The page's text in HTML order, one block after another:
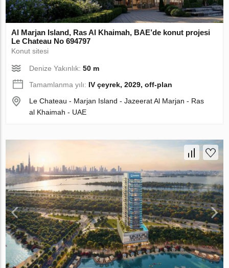
Al Marjan Island, Ras Al Khaimah, BAE’de konut projesi
Le Chateau No 694797
Konut sitesi
Denize Yakınlık:50 m
Tamamlanma yılı: IV çeyrek, 2029, off-plan
Le Chateau - Marjan Island - Jazeerat Al Marjan - Ras
al Khaimah - UAE